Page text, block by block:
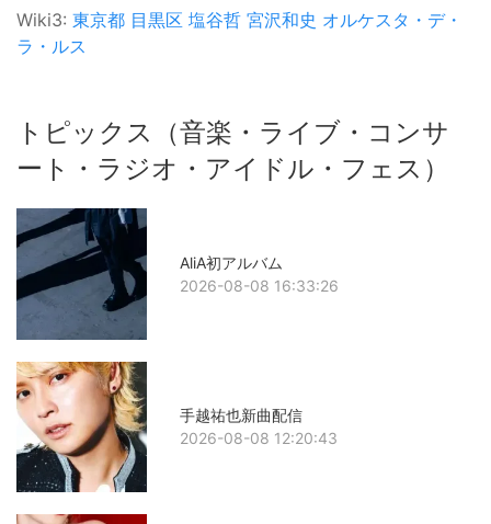
Wiki3: 東京都 目黒区 塩谷哲 宮沢和史 オルケスタ・デ・
ラ・ルス
トピックス（音楽・ライブ・コンサ
ート・ラジオ・アイドル・フェス）
AliA初アルバム
2026-08-08 16:33:26
手越祐也新曲配信
2026-08-08 12:20:43